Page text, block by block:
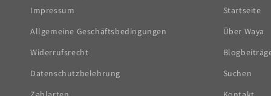
Impressum
Allgemeine Geschäftsbedingungen
Widerrufsrecht
Datenschutzbelehrung
Startseite
Über Waya
Suchen